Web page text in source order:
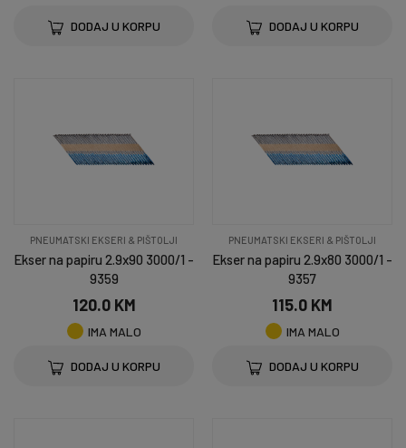
DODAJ U KORPU DODAJ U KORPU
PNEUMATSKI EKSERI & PIŠTOLJI
Ekser na papiru 2.9x90 3000/1 -
9359
120.0 KM
IMA MALO
DODAJ U KORPU
PNEUMATSKI EKSERI & PIŠTOLJI
Ekser na papiru 2.9x80 3000/1 -
9357
115.0 KM
IMA MALO
DODAJ U KORPU